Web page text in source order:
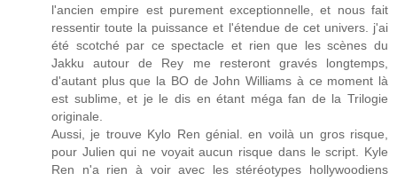
l'ancien empire est purement exceptionnelle, et nous fait
ressentir toute la puissance et l'étendue de cet univers. j'ai
été scotché par ce spectacle et rien que les scènes du
Jakku autour de Rey me resteront gravés longtemps,
d'autant plus que la BO de John Williams à ce moment là
est sublime, et je le dis en étant méga fan de la Trilogie
originale.
Aussi, je trouve Kylo Ren génial. en voilà un gros risque,
pour Julien qui ne voyait aucun risque dans le script. Kyle
Ren n'a rien à voir avec les stéréotypes hollywoodiens